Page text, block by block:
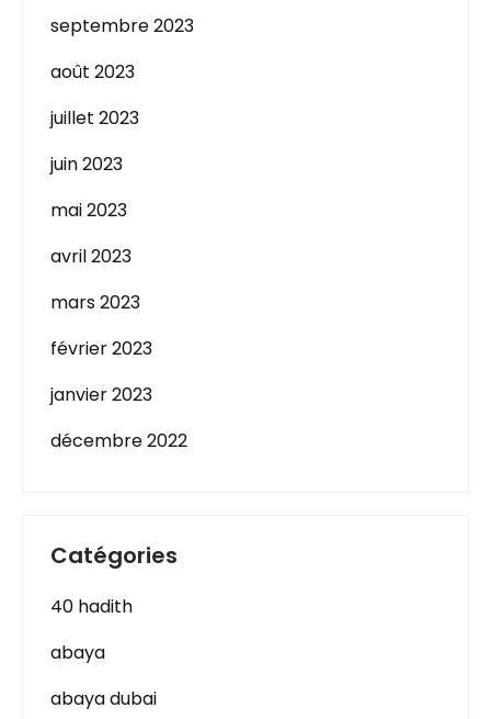
septembre 2023
août 2023
juillet 2023
juin 2023
mai 2023
avril 2023
mars 2023
février 2023
janvier 2023
décembre 2022
Catégories
40 hadith
abaya
abaya dubai